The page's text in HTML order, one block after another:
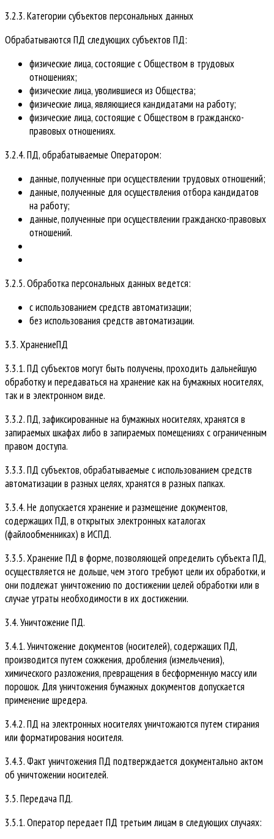
3.2.3. Категории субъектов персональных данных
Обрабатываются ПД следующих субъектов ПД:
физические лица, состоящие с Обществом в трудовых
отношениях;
физические лица, уволившиеся из Общества;
физические лица, являющиеся кандидатами на работу;
физические лица, состоящие с Обществом в гражданско-
правовых отношениях.
3.2.4. ПД, обрабатываемые Оператором:
данные, полученные при осуществлении трудовых отношений;
данные, полученные для осуществления отбора кандидатов
на работу;
данные, полученные при осуществлении гражданско-правовых
отношений.
3.2.5. Обработка персональных данных ведется:
с использованием средств автоматизации;
без использования средств автоматизации.
3.3. ХранениеПД
3.3.1. ПД субъектов могут быть получены, проходить дальнейшую
обработку и передаваться на хранение как на бумажных носителях,
так и в электронном виде.
3.3.2. ПД, зафиксированные на бумажных носителях, хранятся в
запираемых шкафах либо в запираемых помещениях с ограниченным
правом доступа.
3.3.3. ПД субъектов, обрабатываемые с использованием средств
автоматизации в разных целях, хранятся в разных папках.
3.3.4. Не допускается хранение и размещение документов,
содержащих ПД, в открытых электронных каталогах
(файлообменниках) в ИСПД.
3.3.5. Хранение ПД в форме, позволяющей определить субъекта ПД,
осуществляется не дольше, чем этого требуют цели их обработки, и
они подлежат уничтожению по достижении целей обработки или в
случае утраты необходимости в их достижении.
3.4. Уничтожение ПД.
3.4.1. Уничтожение документов (носителей), содержащих ПД,
производится путем сожжения, дробления (измельчения),
химического разложения, превращения в бесформенную массу или
порошок. Для уничтожения бумажных документов допускается
применение шредера.
3.4.2. ПД на электронных носителях уничтожаются путем стирания
или форматирования носителя.
3.4.3. Факт уничтожения ПД подтверждается документально актом
об уничтожении носителей.
3.5. Передача ПД.
3.5.1. Оператор передает ПД третьим лицам в следующих случаях: